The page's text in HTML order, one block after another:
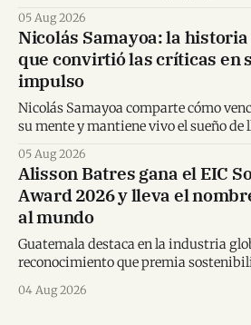
05 Aug 2026
Nicolás Samayoa: la
que convirtió las críticas en
impulso
Nicolás Samayoa comparte cómo
su mente y mantiene vivo el sueño de
05 Aug 2026
Alisson Batres gana el EIC
Award 2026 y lleva el
al mundo
Guatemala destaca en la industria
reconocimiento que premia
04 Aug 2026